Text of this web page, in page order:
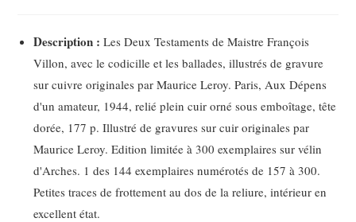
Description : Les Deux Testaments de Maistre François
Villon, avec le codicille et les ballades, illustrés de gravure
sur cuivre originales par Maurice Leroy. Paris, Aux Dépens
d'un amateur, 1944, relié plein cuir orné sous emboîtage, tête
dorée, 177 p. Illustré de gravures sur cuir originales par
Maurice Leroy. Edition limitée à 300 exemplaires sur vélin
d'Arches. 1 des 144 exemplaires numérotés de 157 à 300.
Petites traces de frottement au dos de la reliure, intérieur en
excellent état.